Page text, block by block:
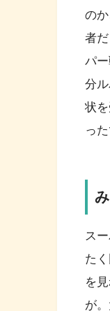
の
者
パ
分
状
っ
ス
た
を
が